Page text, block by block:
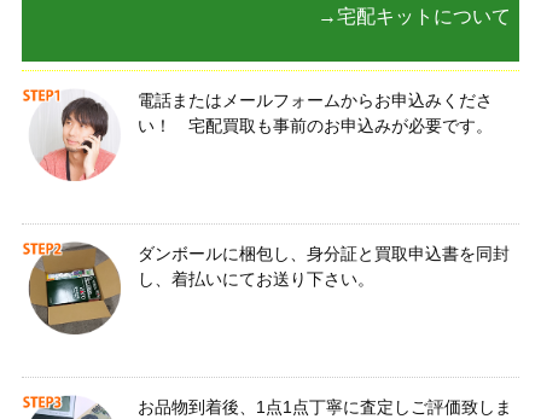
→宅配キットについて
電話またはメールフォームからお申込みくださ
い！ 宅配買取も事前のお申込みが必要です。
ダンボールに梱包し、身分証と買取申込書を同封
し、着払いにてお送り下さい。
お品物到着後、1点1点丁寧に査定しご評価致しま